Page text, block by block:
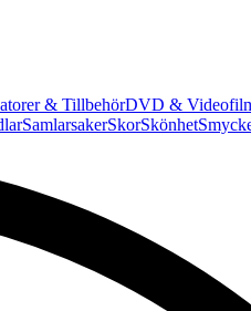
& TillbehörDVD &
SamlarsakerSkorSkönhet